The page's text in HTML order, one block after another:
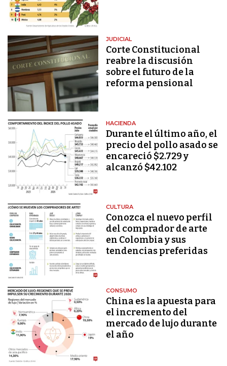
JUDICIAL
Corte Constitucional
reabre la discusión
sobre el futuro de la
reforma pensional
HACIENDA
Durante el último año, el
precio del pollo asado se
encareció $2.729 y
alcanzó $42.102
CULTURA
Conozca el nuevo perfil
del comprador de arte
en Colombia y sus
tendencias preferidas
CONSUMO
China es la apuesta para
el incremento del
mercado de lujo durante
el año